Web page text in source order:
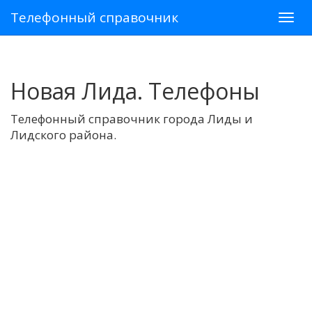
Телефонный справочник
Новая Лида. Телефоны
Телефонный справочник города Лиды и
Лидского района.